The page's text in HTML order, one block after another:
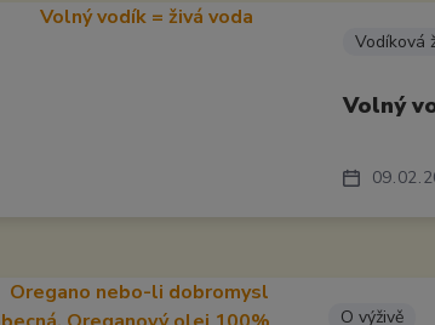
09 02
Vodíková
Volný
O výživě